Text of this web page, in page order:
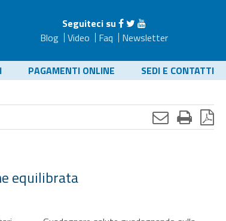
Seguiteci su
Blog
Video Faq Newsletter
PAGAMENTI ONLINE SEDI E CONTATTI
equilibrata